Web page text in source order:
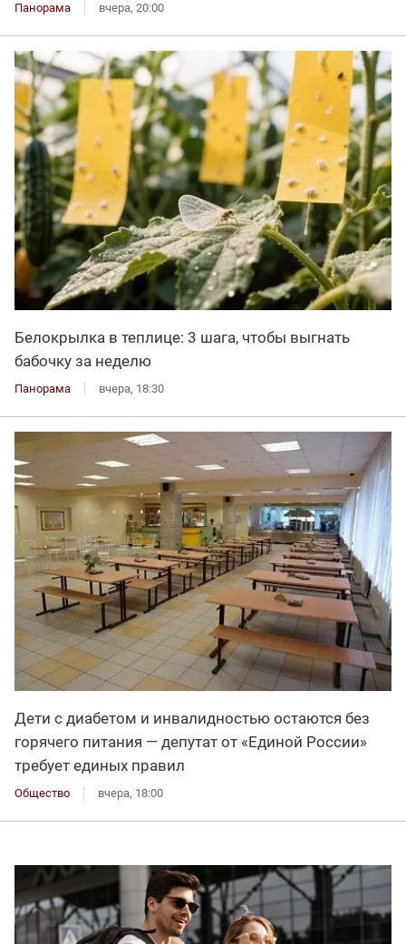
Панорама вчера, 20:00
Белокрылка в теплице: 3 шага, чтобы выгнать
бабочку за неделю
Панорама вчера, 18:30
Дети с диабетом и инвалидностью остаются без
горячего питания — депутат от «Единой России»
требует единых правил
Общество вчера, 18:00